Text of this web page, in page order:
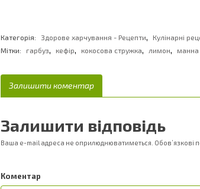
Категорія: Здорове харчування - Рецепти, Кулінарні
Мітки:
гарбуз, кефір, кокосова стружка, лимон, манна
Залишити коментар
Залишити відповідь
Ваша e-mail адреса не оприлюднюватиметься. Обов’язкові